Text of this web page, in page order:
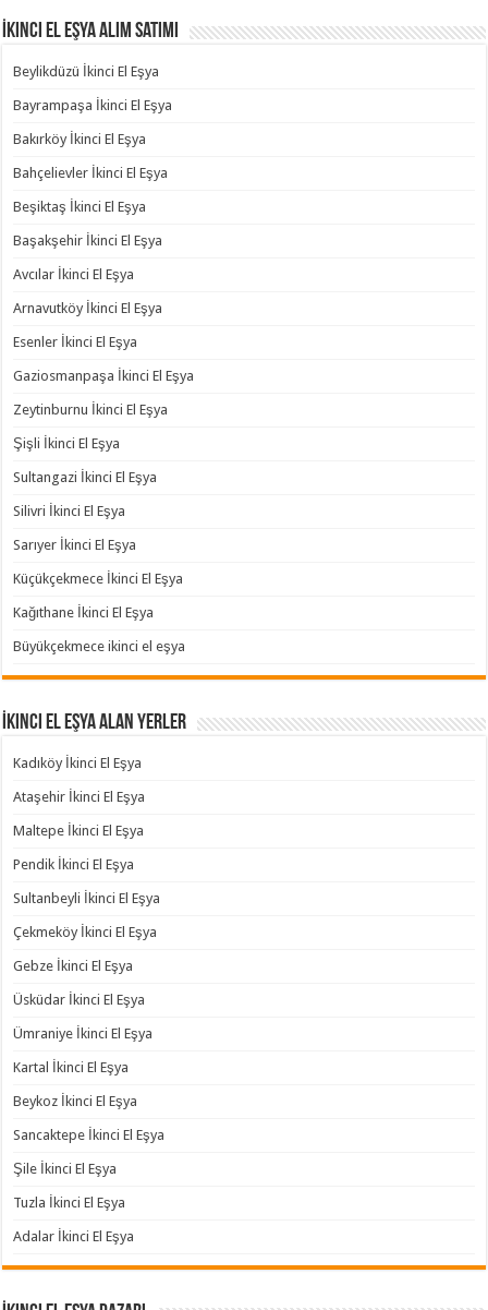
İkinci El Eşya Alım Satımı
Beylikdüzü İkinci El Eşya
Bayrampaşa İkinci El Eşya
Bakırköy İkinci El Eşya
Bahçelievler İkinci El Eşya
Beşiktaş İkinci El Eşya
Başakşehir İkinci El Eşya
Avcılar İkinci El Eşya
Arnavutköy İkinci El Eşya
Esenler İkinci El Eşya
Gaziosmanpaşa İkinci El Eşya
Zeytinburnu İkinci El Eşya
Şişli İkinci El Eşya
Sultangazi İkinci El Eşya
Silivri İkinci El Eşya
Sarıyer İkinci El Eşya
Küçükçekmece İkinci El Eşya
Kağıthane İkinci El Eşya
Büyükçekmece ikinci el eşya
İkinci El Eşya Alan Yerler
Kadıköy İkinci El Eşya
Ataşehir İkinci El Eşya
Maltepe İkinci El Eşya
Pendik İkinci El Eşya
Sultanbeyli İkinci El Eşya
Çekmeköy İkinci El Eşya
Gebze İkinci El Eşya
Üsküdar İkinci El Eşya
Ümraniye İkinci El Eşya
Kartal İkinci El Eşya
Beykoz İkinci El Eşya
Sancaktepe İkinci El Eşya
Şile İkinci El Eşya
Tuzla İkinci El Eşya
Adalar İkinci El Eşya